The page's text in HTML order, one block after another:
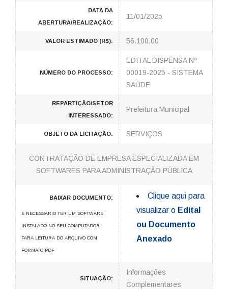
DATA DA
ABERTURA/REALIZAÇÃO:
11/01/2025
VALOR ESTIMADO (R$): 56.100,00
NÚMERO DO PROCESSO:
EDITAL DISPENSA Nº
00019-2025 - SISTEMA
SAÚDE
REPARTIÇÃO/SETOR
INTERESSADO:
Prefeitura Municipal
OBJETO DA LICITAÇÃO: SERVIÇOS
CONTRATAÇÃO DE EMPRESA ESPECIALIZADA EM
SOFTWARES PARA ADMINISTRAÇÃO PÚBLICA
BAIXAR DOCUMENTO:
É NECESSARIO TER UM SOFTWARE
INSTALADO NO SEU COMPUTADOR
PARA LEITURA DO ARQUIVO COM
FORMATO PDF
Clique aqui para
visualizar o Edital
ou Documento
Anexado
SITUAÇÃO:
Informações
Complementares